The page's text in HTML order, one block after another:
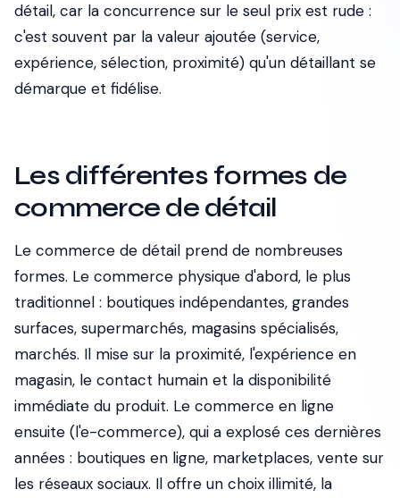
détail, car la concurrence sur le seul prix est rude :
c'est souvent par la valeur ajoutée (service,
expérience, sélection, proximité) qu'un détaillant se
démarque et fidélise.
Les différentes formes de
commerce de détail
Le commerce de détail prend de nombreuses
formes. Le commerce physique d'abord, le plus
traditionnel : boutiques indépendantes, grandes
surfaces, supermarchés, magasins spécialisés,
marchés. Il mise sur la proximité, l'expérience en
magasin, le contact humain et la disponibilité
immédiate du produit. Le commerce en ligne
ensuite (l'e-commerce), qui a explosé ces dernières
années : boutiques en ligne, marketplaces, vente sur
les réseaux sociaux. Il offre un choix illimité, la